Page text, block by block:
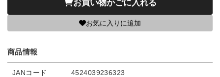
お買い物かごに入れる
お気に入りに追加
商品情報
JANコード 4524039236323